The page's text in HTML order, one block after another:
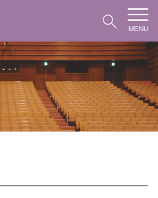
MENU